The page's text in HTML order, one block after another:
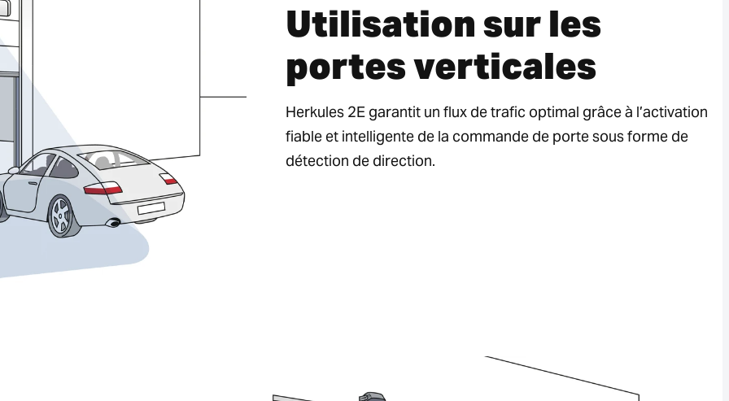
Utilisation sur les
portes verticales
Herkules 2E garantit un flux de trafic optimal grâce à l’activation
fiable et intelligente de la commande de porte sous forme de
détection de direction.